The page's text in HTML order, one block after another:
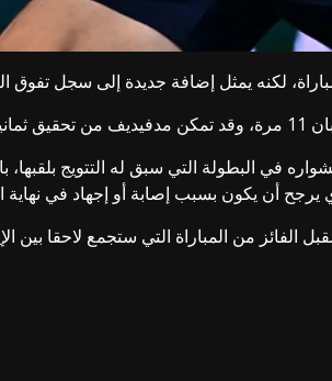
لكنه يمثل إضافة جديدة إلى سجل تفوق
في البطولة التي سبق له التتويج
أن يكون بسبب إصابة أو إجهاد في نهاية
الفائز من المباراة التي ستجمع لاحقا بين